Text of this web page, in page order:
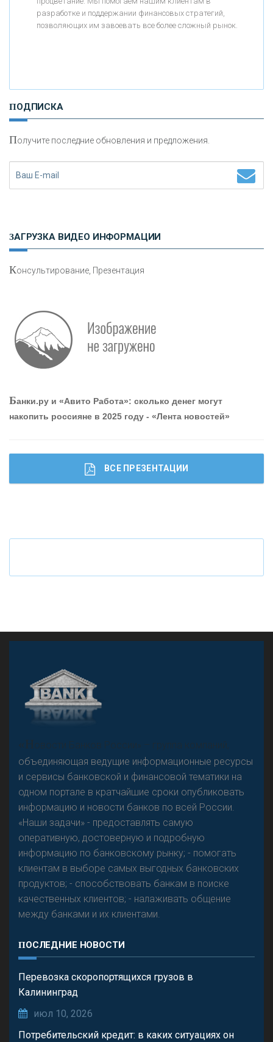
«НАЦИОНАЛЬНЫЙ КЛИРИНГОВЫЙ ЦЕНТР»
«ФК ОТКРЫТИЕ»
«ПРОМРЕГИОНБАНК»
ОНАС
КОНТАКТЫ
разработке и поддержании финансовых стратегий,
позволяющих им завоевать все более сложный рынок.
ПОДПИСКА
Получите последние обновления и предложения.
ЗАГРУЗКА ВИДЕО ИНФОРМАЦИИ
Консультирование, Презентация
Банки.ру и «Авито Работа»: сколько денег могут
накопить россияне в 2025 году - «Лента новостей»
ВСЕ ПРЕЗЕНТАЦИИ
«Н
овости Банков России» – группа компаний,
объединяющая ведущие информационные ресурсы
и сервисы банковской и финансовой тематики на
одном портале в кратчайшие сроки опубликовать
информацию и новости банков по всей России.
«Наши задачи» - предоставлять самую
оперативную, достоверную и подробную
информацию по банковскому рынку; - помогать
клиентам в выборе самых выгодных банковских
продуктов; - способствовать банкам в поиске
качественных клиентов; - налаживать общение
между банками и их клиентами.
ПОСЛЕДНИЕ НОВОСТИ
Перевозка скоропортящихся грузов в
Калининград
июл 10, 2026
Потребительский кредит: в каких ситуациях он